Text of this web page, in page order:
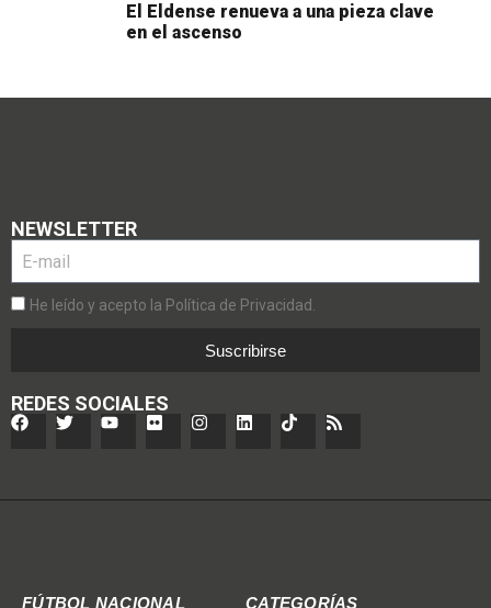
El Eldense renueva a una pieza clave
en el ascenso
NEWSLETTER
He leído y acepto la Política de Privacidad.
Suscribirse
REDES SOCIALES
FÚTBOL NACIONAL CATEGORÍAS